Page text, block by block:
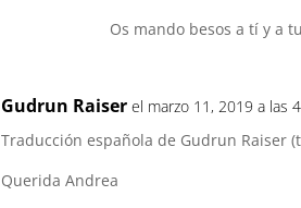
Os mando besos a tí y a
Gudrun Raiser el marzo 11, 2019 a las
Traducción española de Gudrun Raiser
Querida Andrea